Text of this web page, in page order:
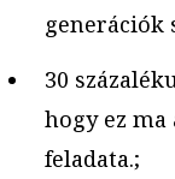
generációk
30
hogy ez
feladata.;